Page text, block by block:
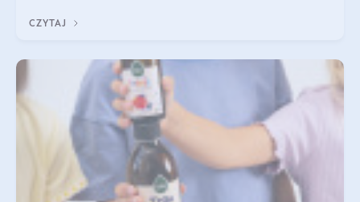
suplementować jesienią i zimą?
CZYTAJ